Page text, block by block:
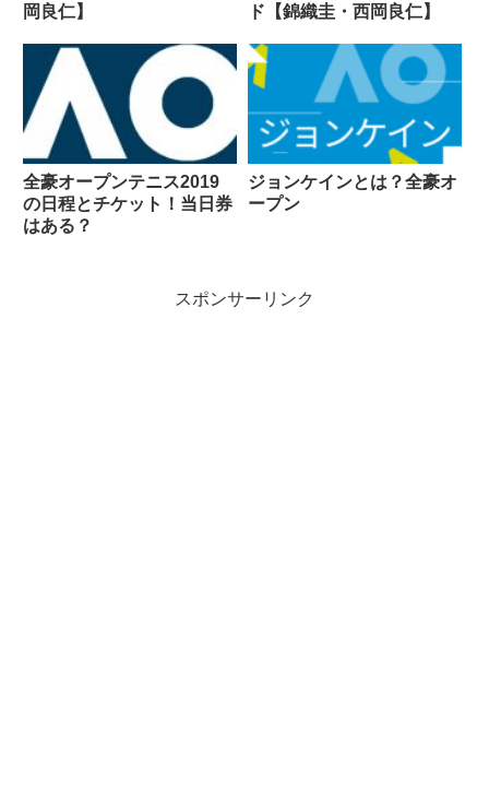
岡良仁】
ド【錦織圭・西岡良仁】
全豪オープンテニス2019
の日程とチケット！当日券
はある？
ジョンケインとは？全豪オ
ープン
スポンサーリンク